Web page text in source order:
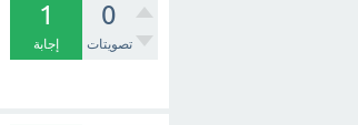
0
تصويتات
1
إجابة